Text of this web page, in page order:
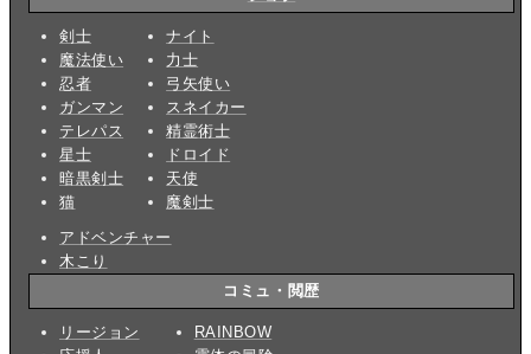
剣士
魔法使い
忍者
ガンマン
テレパス
星士
暗黒剣士
猫
ナイト
力士
弓矢使い
スネイカー
精霊術士
ドロイド
天使
魔剣士
アドベンチャー
木こり
コミュ・閲歴
リージョン
RAINBOW